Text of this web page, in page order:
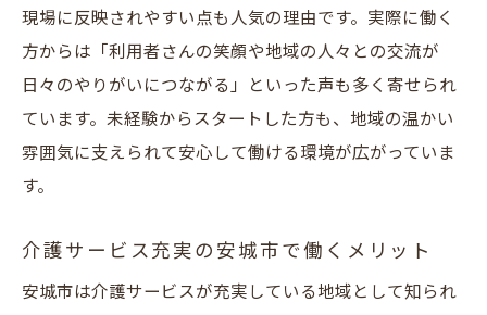
現場に反映されやすい点も人気の理由です。実際に働く
方からは「利用者さんの笑顔や地域の人々との交流が
日々のやりがいにつながる」といった声も多く寄せられ
ています。未経験からスタートした方も、地域の温かい
雰囲気に支えられて安心して働ける環境が広がっていま
す。
介護サービス充実の安城市で働くメリット
安城市は介護サービスが充実している地域として知られ